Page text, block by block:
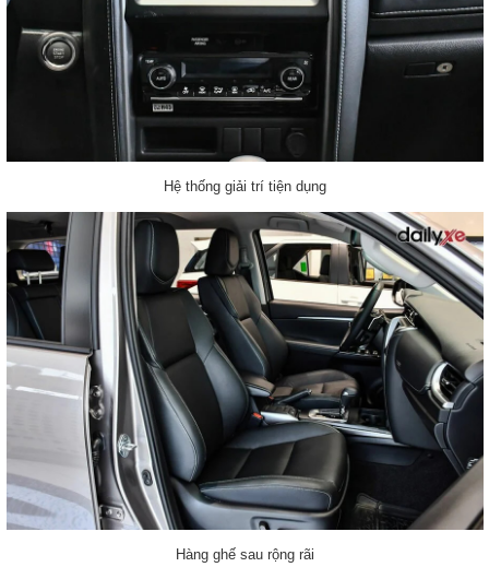
Hệ thống giải trí tiện dụng
Hàng ghế sau rộng rãi